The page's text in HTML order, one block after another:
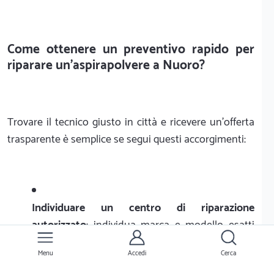
Come ottenere un preventivo rapido per
riparare un'aspirapolvere a Nuoro?
Trovare il tecnico giusto in città e ricevere un'offerta
trasparente è semplice se segui questi accorgimenti:
Individuare un centro di riparazione
autorizzato: individua marca e modello esatti
del tuo aspirapolvere. Controlla l'etichetta sul
Menu Accedi Cerca